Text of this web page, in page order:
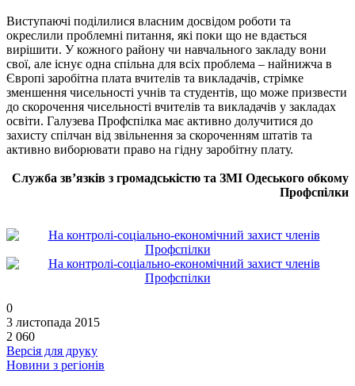
Виступаючі поділилися власним досвідом роботи та
окреслили проблемні питання, які поки що не вдається
вирішити. У кожного району чи навчального закладу вони
свої, але існує одна спільна для всіх проблема – найнижча в
Європі заробітна плата вчителів та викладачів, стрімке
зменшення чисельності учнів та студентів, що може призвести
до скорочення чисельності вчителів та викладачів у закладах
освіти. Галузева Профспілка має активно долучитися до
захисту спілчан від звільнення за скороченням штатів та
активно виборювати право на гідну заробітну плату.
Служба зв’язків з громадськістю та ЗМІ Одеського обкому
Профспілки
0
3 листопада 2015
2 060
Версія для друку
Новини з регіонів